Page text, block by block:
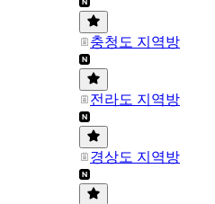
충청도 지역방
전라도 지역방
경상도 지역방